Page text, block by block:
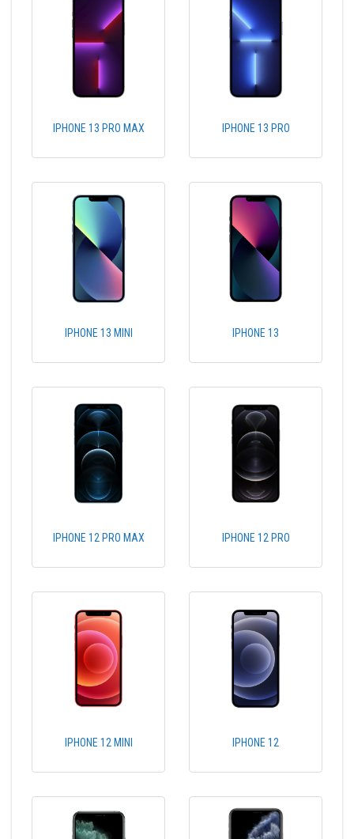
IPHONE 13 PRO MAX IPHONE 13 PRO
IPHONE 13 MINI IPHONE 13
IPHONE 12 PRO MAX IPHONE 12 PRO
IPHONE 12 MINI IPHONE 12